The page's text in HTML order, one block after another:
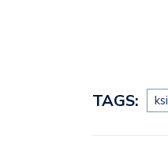
TAGS: